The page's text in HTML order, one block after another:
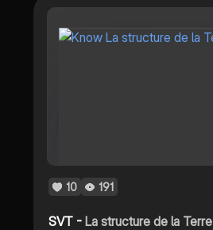
10 191
SVT -La structure de la Terre